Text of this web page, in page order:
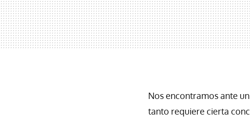
Nos encontramos ante
tanto requiere cierta